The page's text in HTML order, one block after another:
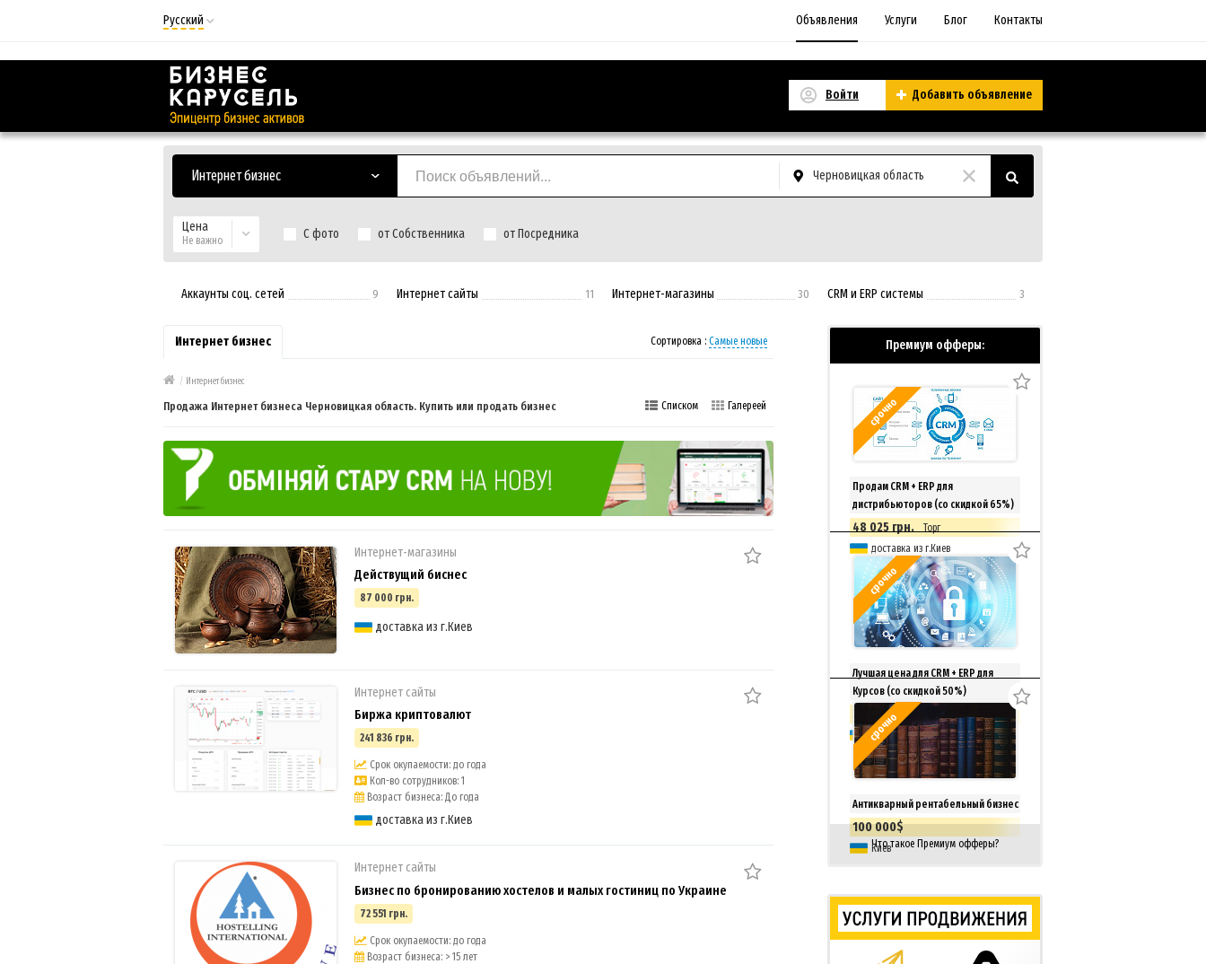
Русский
Русский
Українська
Объявления Услуги Блог Контакты
Войти Добавить объявление
Интернет бизнес Черновицкая область
Цена
Не важно С фото от Собственника от Посредника
Аккаунты соц. сетей 9 Интернет сайты 11 Интернет-магазины 30 СRM и ERP системы 3
Интернет бизнес Сортировка : Самые новые
/ Интернет бизнес
Продажа Интернет бизнеса Черновицкая область. Купить или продать бизнес Списком Галереей
Интернет-магазины
Действущий биснес
87 000 грн.
доставка из г.Киев
Интернет сайты
Биржа криптовалют
241 836 грн.
Срок окупаемости: до года
Кол-во сотрудников: 1
Возраст бизнеса: До года
доставка из г.Киев
Интернет сайты
Бизнес по бронированию хостелов и малых гостиниц по Украине
72 551 грн.
Срок окупаемости: до года
Возраст бизнеса: > 15 лет
Премиум офферы:
срочно
Продам CRM + ERP для
дистрибьюторов (со скидкой 65%)
48 025 грн.
Торг
доставка из г.Киев
срочно
Лучшая цена для CRM + ERP для
Курсов (со скидкой 50%)
33 150 грн.
доставка из г.Киев
срочно
Антикварный рентабельный бизнес
100 000$
Киев
Что такое Премиум офферы?